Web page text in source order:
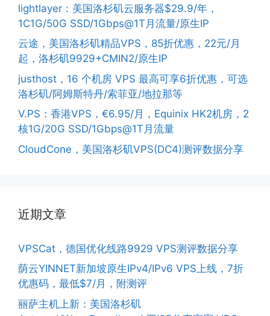
lightlayer：美国洛杉矶云服务器$29.9/年，
1C1G/50G SSD/1Gbps@1T月流量/原生IP
云途，美国洛杉矶精品VPS，85折优惠，22元/月
起，洛杉矶9929+CMIN2/原生IP
justhost，16 个机房 VPS 最高可享6折优惠，可选
洛杉矶/阿姆斯特丹/索菲亚/地拉那等
V.PS：香港VPS，€6.95/月，Equinix HK2机房，2
核1G/20G SSD/1Gbps@1T月流量
CloudCone，美国洛杉矶VPS(DC4)测评数据分享
近期文章
VPSCat，德国优化线路9929 VPS测评数据分享
荫云YINNET新加坡原生IPv4/IPv6 VPS上线，7折
优惠码，最低$7/月，附测评
丽萨主机上新：美国洛杉矶